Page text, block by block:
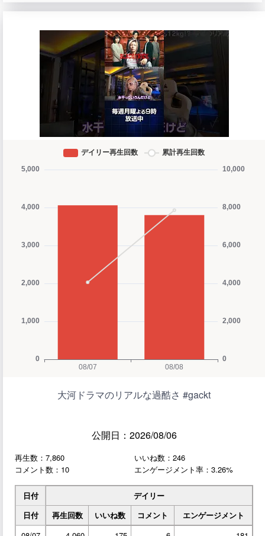
大河ドラマのリアルな過酷さ #gackt
公開日：2026/08/06
再生数：7,860
いいね数：246
コメント数：10
エンゲージメント率：3.26%
日付
デイリー
日付
再生回数 いいね数 コメント
エンゲージメント